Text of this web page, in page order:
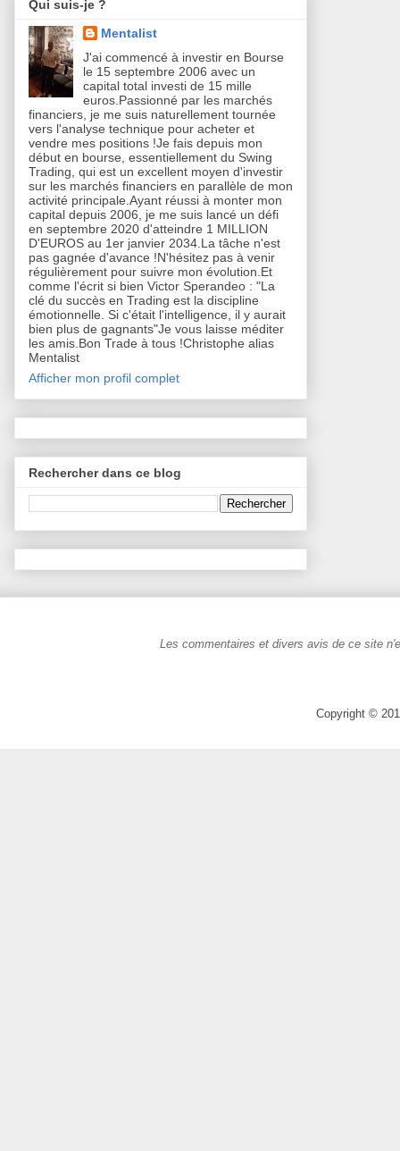
Qui suis-je ?
Mentalist
J'ai commencé à investir en Bourse
le 15 septembre 2006 avec un
capital total investi de 15 mille
euros.Passionné par les marchés
financiers, je me suis naturellement tournée
vers l'analyse technique pour acheter et
vendre mes positions !Je fais depuis mon
début en bourse, essentiellement du Swing
Trading, qui est un excellent moyen d'investir
sur les marchés financiers en parallèle de mon
activité principale.Ayant réussi à monter mon
capital depuis 2006, je me suis lancé un défi
en septembre 2020 d'atteindre 1 MILLION
D'EUROS au 1er janvier 2034.La tâche n'est
pas gagnée d'avance !N'hésitez pas à venir
régulièrement pour suivre mon évolution.Et
comme l'écrit si bien Victor Sperandeo : "La
clé du succès en Trading est la discipline
émotionnelle. Si c'était l'intelligence, il y aurait
bien plus de gagnants"Je vous laisse méditer
les amis.Bon Trade à tous !Christophe alias
Mentalist
Afficher mon profil complet
Rechercher dans ce blog
Les commentaires et divers avis de ce site
Copyright ©